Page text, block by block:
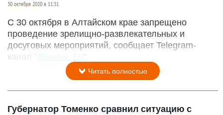
30 октября 2020 в 11:31
С 30 октября в Алтайском крае запрещено
проведение зрелищно-развлекательных и
досуговых мероприятий, сообщает Telegram-
канал " Ленина, 59 ".
Читать полностью
Губернатор Томенко сравнил ситуацию с